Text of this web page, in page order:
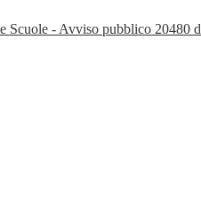
Scuole - Avviso pubblico 20480